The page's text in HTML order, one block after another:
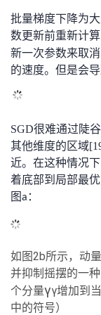
播
活
动
的
关
程
认
证
的
实
我
的
藏
支
持
声
建
批量梯度下降为
数更新前重新计
新一次参数来取
的速度。但是会
SGD很难通过陡
其他维度的区域
近。在这种情况
着底部到局部最
图a ：
如图2b所示，动
并抑制摇摆的一
个分量γγ增加到
中的符号）